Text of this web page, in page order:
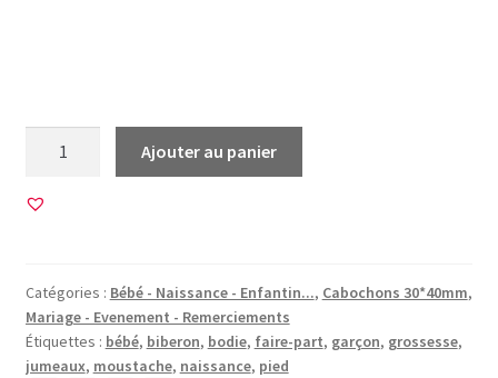
30
30*40mm
•
BG00019
Ajouter au panier
Catégories : Bébé - Naissance - Enfantin..., Cabochons 30*40mm,
Mariage - Evenement - Remerciements
Étiquettes : bébé, biberon, bodie, faire-part, garçon, grossesse,
jumeaux, moustache, naissance, pied